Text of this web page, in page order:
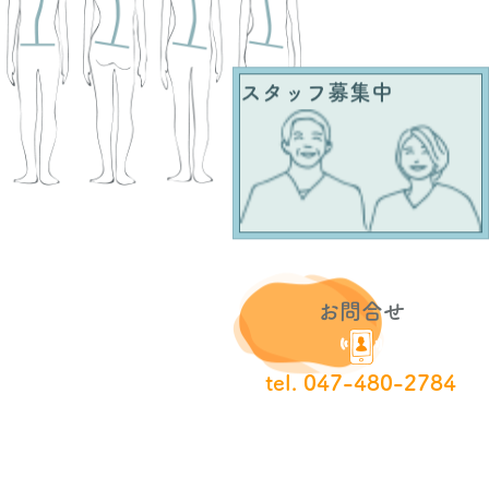
スタッフ募集中
お問合せ
tel. 047-480-2784